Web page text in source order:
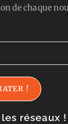
de chaque
!
réseaux !